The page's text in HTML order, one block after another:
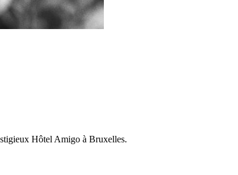
Hôtel Amigo à Bruxelles.